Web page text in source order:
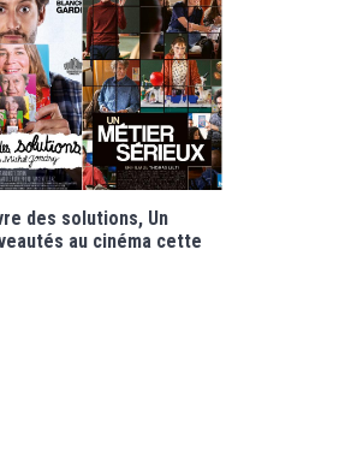
des solutions, Un
au cinéma cette